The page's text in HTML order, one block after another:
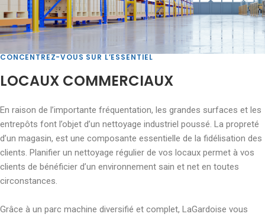
CONCENTREZ-VOUS SUR L’ESSENTIEL
LOCAUX COMMERCIAUX
En raison de l’importante fréquentation, les grandes surfaces et les
entrepôts font l’objet d’un nettoyage industriel poussé. La propreté
d’un magasin, est une composante essentielle de la fidélisation des
clients. Planifier un nettoyage régulier de vos locaux permet à vos
clients de bénéficier d’un environnement sain et net en toutes
circonstances.
Grâce à un parc machine diversifié et complet, LaGardoise vous